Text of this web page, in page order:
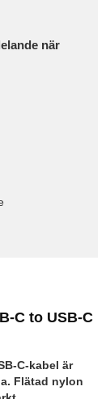
när
C to USB-C
C-kabel är
Flätad nylon